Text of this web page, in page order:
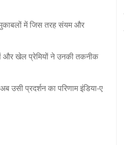
मुकाबलों में जिस तरह संयम और
और खेल प्रेमियों ने उनकी तकनीक
उसी प्रदर्शन का परिणाम इंडिया-ए